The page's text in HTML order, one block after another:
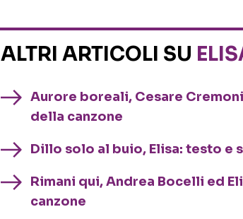
ALTRI ARTICOLI SU
Aurore boreali, Cesare
della canzone
Dillo solo al buio, Elisa: testo e
Rimani qui, Andrea Bocelli ed
canzone